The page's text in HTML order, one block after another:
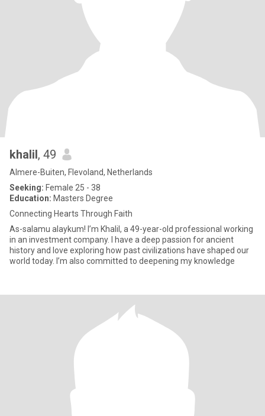
khalil, 49
Almere-Buiten, Flevoland, Netherlands
Seeking: Female 25 - 38
Education: Masters Degree
Connecting Hearts Through Faith
As-salamu alaykum! I’m Khalil, a 49-year-old professional working
in an investment company. I have a deep passion for ancient
history and love exploring how past civilizations have shaped our
world today. I’m also committed to deepening my knowledge